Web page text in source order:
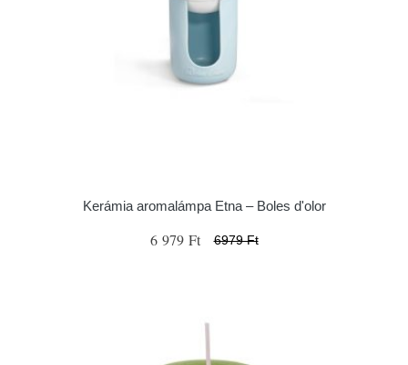
Kerámia aromalámpa Etna – Boles d'olor
6 979 Ft 6979 Ft